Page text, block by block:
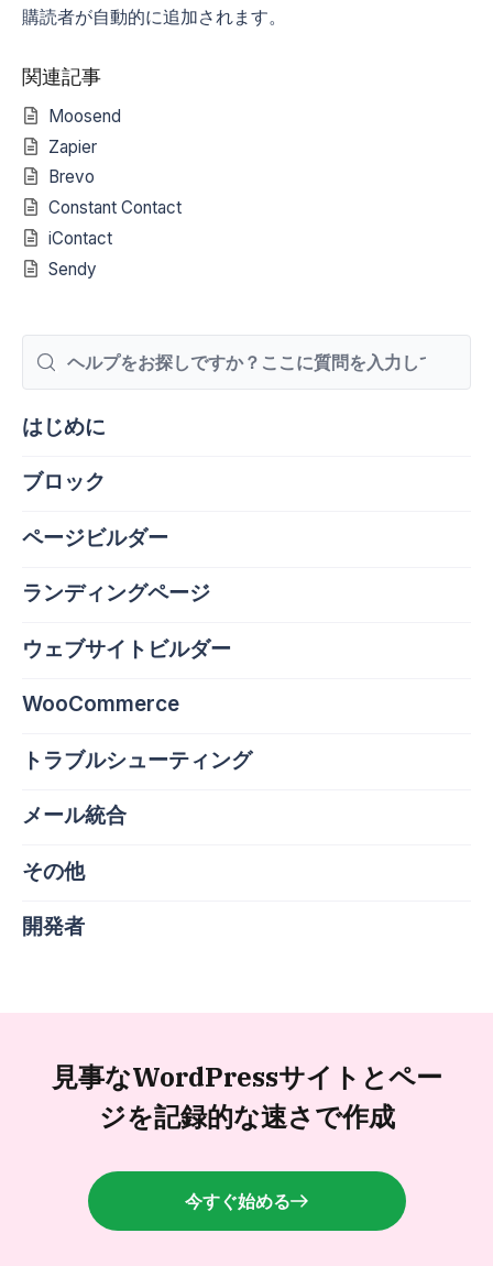
購読者が自動的に追加されます。
関連記事
Moosend
Zapier
Brevo
Constant Contact
iContact
Sendy
はじめに
ブロック
ページビルダー
ランディングページ
ウェブサイトビルダー
WooCommerce
トラブルシューティング
メール統合
その他
開発者
見事なWordPressサイトとペー
ジを記録的な速さで作成
今すぐ始める